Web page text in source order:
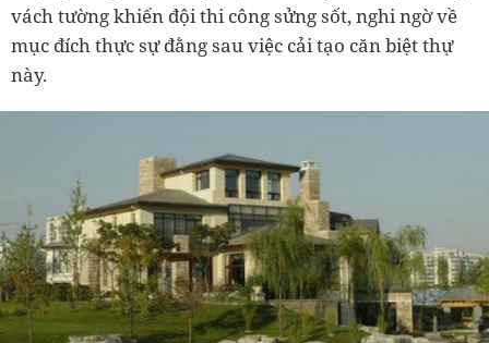
vách tường khiến đội thi công sửng sốt, nghi ngờ về
mục đích thực sự đằng sau việc cải tạo căn biệt thự
này.